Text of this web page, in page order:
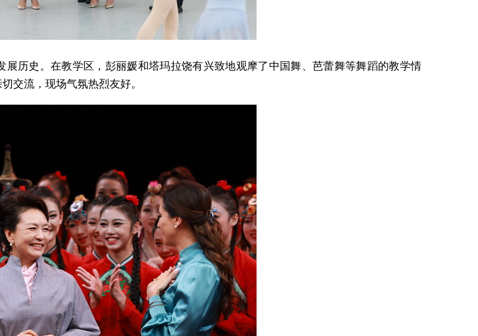
历史。在教学区，彭丽媛和塔玛拉饶有兴致地观摩了中国舞、芭蕾舞等舞蹈的教学情
交流，现场气氛热烈友好。